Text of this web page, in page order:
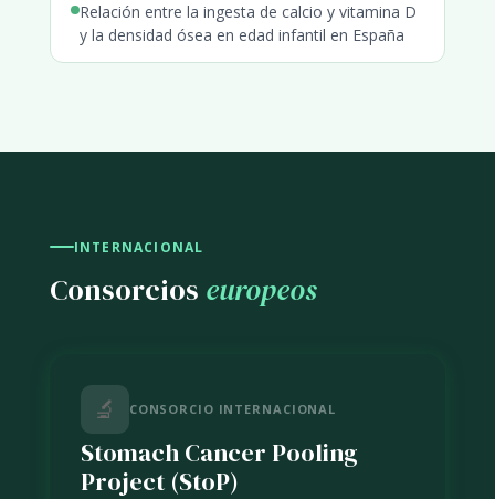
Relación entre la ingesta de calcio y vitamina D
y la densidad ósea en edad infantil en España
INTERNACIONAL
Consorcios europeos
🔬 CONSORCIO INTERNACIONAL
Stomach Cancer Pooling
Project (StoP)